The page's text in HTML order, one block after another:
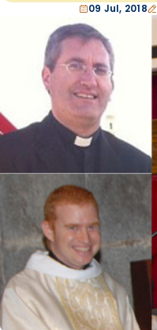
09 Jul, 2018